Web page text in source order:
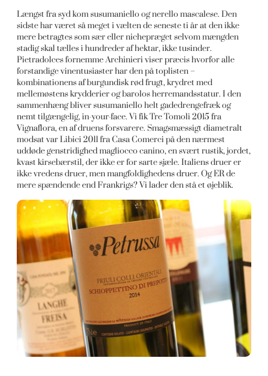
Længst fra syd kom susumaniello og nerello mascalese. Den
sidste har været så meget i vælten de seneste ti år at den ikke
mere betragtes som sær eller nichepræget selvom mængden
stadig skal tælles i hundreder af hektar, ikke tusinder.
Pietradolces fornemme Archinieri viser præcis hvorfor alle
forstandige vinentusiaster har den på toplisten –
kombinationens af burgundisk rød frugt, krydret med
mellemøstens krydderier og barolos herremandsstatur. I den
sammenhæng bliver susumaniello helt gadedrengefræk og
nemt tilgængelig, in-your-face. Vi fik Tre Tomoli 2015 fra
Vignaflora, en af druens forsvarere. Smagsmæssigt diametralt
modsat var Libici 2011 fra Casa Comerci på den nærmest
uddøde genstridighed magliocco canino, en svært rustik, jordet,
kvast kirsebærstil, der ikke er for sarte sjæle. Italiens druer er
ikke vredens druer, men mangfoldighedens druer. Og ER de
mere spændende end Frankrigs? Vi lader den stå et øjeblik.